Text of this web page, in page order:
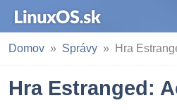
Domov Správy Hra
Hra Estranged: